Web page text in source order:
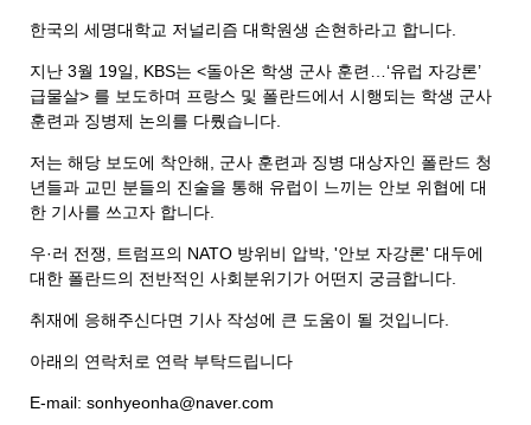
한국의 세명대학교 저널리즘 대학원생 손현하라고 합니다.
지난 3월 19일, KBS는 <돌아온 학생 군사 훈련…‘유럽 자강론’
급물살> 를 보도하며 프랑스 및 폴란드에서 시행되는 학생 군사
훈련과 징병제 논의를 다뤘습니다.
저는 해당 보도에 착안해, 군사 훈련과 징병 대상자인 폴란드 청
년들과 교민 분들의 진술을 통해 유럽이 느끼는 안보 위협에 대
한 기사를 쓰고자 합니다.
우·러 전쟁, 트럼프의 NATO 방위비 압박, '안보 자강론' 대두에
대한 폴란드의 전반적인 사회분위기가 어떤지 궁금합니다.
취재에 응해주신다면 기사 작성에 큰 도움이 될 것입니다.
아래의 연락처로 연락 부탁드립니다
E-mail: sonhyeonha@naver.com